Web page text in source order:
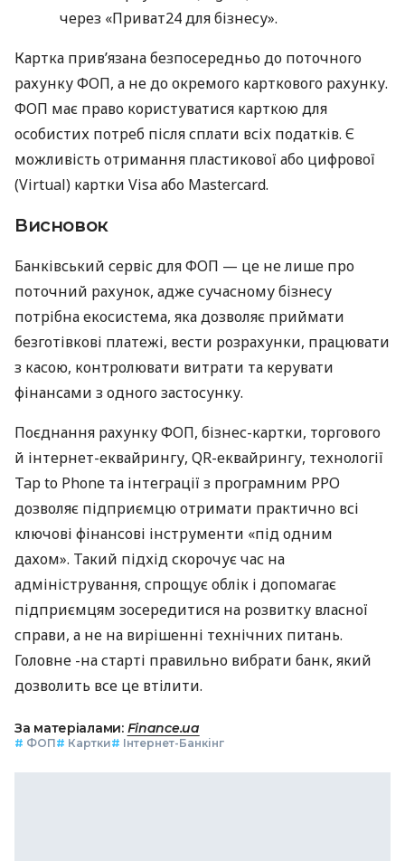
через «Приват24 для бізнесу».
Картка прив’язана безпосередньо до поточного
рахунку ФОП, а не до окремого карткового рахунку.
ФОП має право користуватися карткою для
особистих потреб після сплати всіх податків. Є
можливість отримання пластикової або цифрової
(Virtual) картки Visa або Mastercard.
Висновок
Банківський сервіс для ФОП — це не лише про
поточний рахунок, адже сучасному бізнесу
потрібна екосистема, яка дозволяє приймати
безготівкові платежі, вести розрахунки, працювати
з касою, контролювати витрати та керувати
фінансами з одного застосунку.
Поєднання рахунку ФОП, бізнес-картки, торгового
й інтернет-еквайрингу, QR-еквайрингу, технології
Tap to Phone та інтеграції з програмним РРО
дозволяє підприємцю отримати практично всі
ключові фінансові інструменти «під одним
дахом». Такий підхід скорочує час на
адміністрування, спрощує облік і допомагає
підприємцям зосередитися на розвитку власної
справи, а не на вирішенні технічних питань.
Головне -на старті правильно вибрати банк, який
дозволить все це втілити.
За матеріалами: Finance.ua
# ФОП# Картки# Інтернет-Банкінг